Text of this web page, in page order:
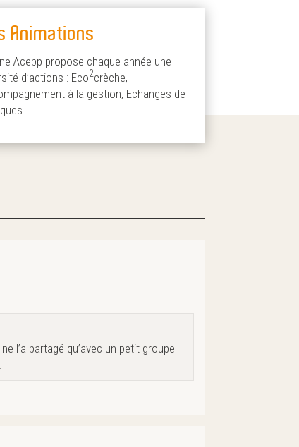
Animations
Acepp propose chaque année une
d’actions : Eco2crèche,
à la gestion, Echanges de
l’a partagé qu’avec un petit groupe